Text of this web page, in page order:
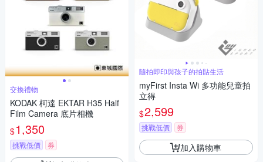
交換禮物
KODAK 柯達 EKTAR H35 Half
Film Camera 底片相機
$1,350
挑戰低價 券
隨拍即印與孩子的拍貼生活
myFirst Insta Wi 多功能兒童拍
立得
$2,599
挑戰低價 券
加入購物車